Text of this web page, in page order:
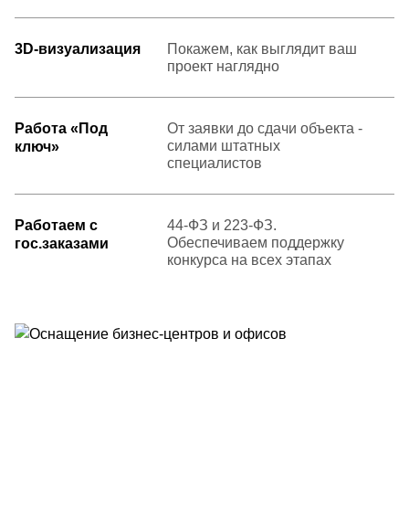
3D-визуализация
Покажем, как выглядит ваш
проект наглядно
Работа «Под
ключ»
От заявки до сдачи объекта -
силами штатных
специалистов
Работаем с
гос.заказами
44-ФЗ и 223-ФЗ.
Обеспечиваем поддержку
конкурса на всех этапах